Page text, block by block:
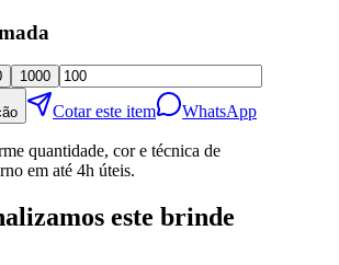
1000
Cotar este item WhatsApp
quantidade, cor e técnica de
em até 4h úteis.
este brinde